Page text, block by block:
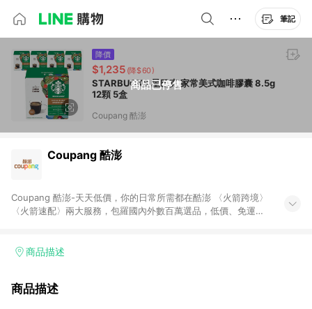
筆記
商品已停售
降價
$1,235 (降$60)
STARBUCKS 星巴克 家常美式咖啡膠囊 8.5g
12顆 5盒
Coupang 酷澎
Coupang 酷澎
Coupang 酷澎-天天低價，你的日常所需都在酷澎 〈火箭跨境〉
〈火箭速配〉兩大服務，包羅國內外數百萬選品，低價、免運，
加入WOW會員告別湊免運，火箭速配、火箭跨境優質選品不限金
商品描述
商品描述